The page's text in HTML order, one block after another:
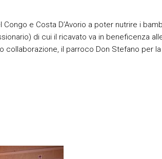
e Costa D’Avorio a poter nutrire i
di cui il ricavato va in beneficenza
collaborazione, il parroco Don Stefano per